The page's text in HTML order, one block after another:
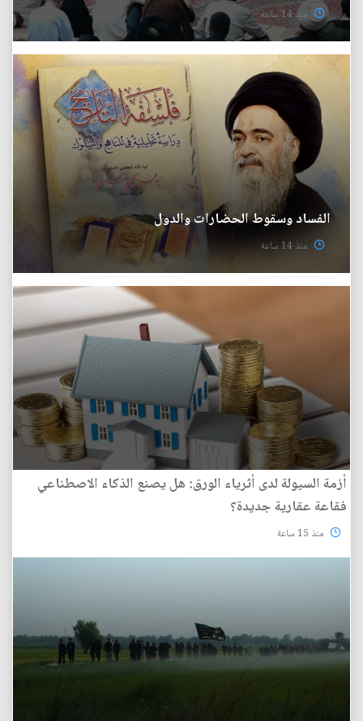
منذ 14 ساعة
الفساد وسقوط الحضارات والدول
منذ 14 ساعة
أزمة السيولة لدى أثرياء الورق: هل يصنع الذكاء الاصطناعي
فقاعة عقارية جديدة؟
منذ 15 ساعة